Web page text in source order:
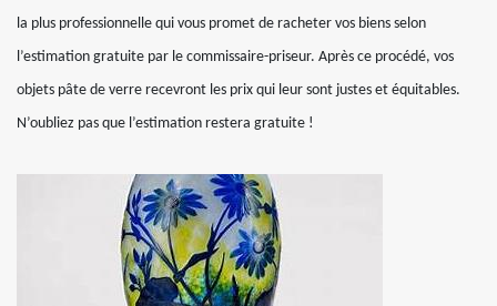
la plus professionnelle qui vous promet de racheter vos biens selon
l’estimation gratuite par le commissaire-priseur. Après ce procédé, vos
objets pâte de verre recevront les prix qui leur sont justes et équitables.
N’oubliez pas que l’estimation restera gratuite !